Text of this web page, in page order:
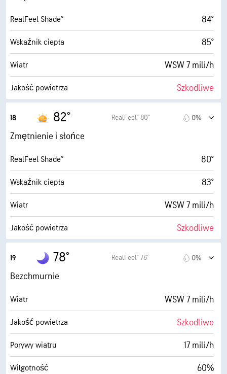
RealFeel Shade™ 84°
Wskaźnik ciepła 85°
Wiatr WSW 7 mili/h
Jakość powietrza Szkodliwe
Maksymalny wskaźnik UV
Porywy wiatru
Wilgotność 45%
Punkt rosy 62° F
AccuLumen Brightness Index™ 5 (Średnie)
Zachmurzenie 0%
18 82° RealFeel® 80° 0%
Zmętnienie i słońce
RealFeel Shade™ 80°
Wskaźnik ciepła 83°
Wiatr WSW 7 mili/h
Jakość powietrza Szkodliwe
Maksymalny wskaźnik UV
Porywy wiatru
Wilgotność 52%
Punkt rosy 62° F
AccuLumen Brightness Index™ 0 (Ciemne)
Zachmurzenie 0%
19 78° RealFeel® 76° 0%
Bezchmurnie
Wiatr WSW 7 mili/h
Jakość powietrza Szkodliwe
Porywy wiatru 17 mili/h
Wilgotność 60%